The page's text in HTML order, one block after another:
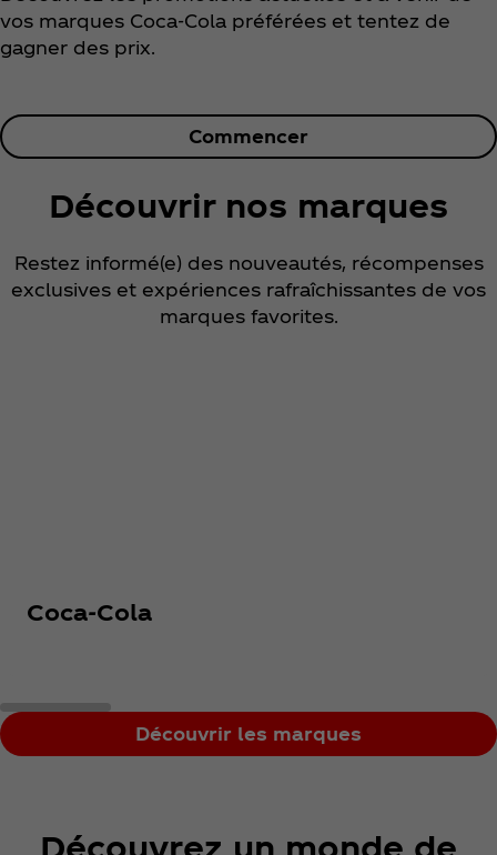
vos marques Coca‑Cola préférées et tentez de
gagner des prix.
Commencer
Découvrir nos marques
Restez informé(e) des nouveautés, récompenses
exclusives et expériences rafraîchissantes de vos
marques favorites.
Coca‑Cola
Découvrir les marques
Découvrez un monde de